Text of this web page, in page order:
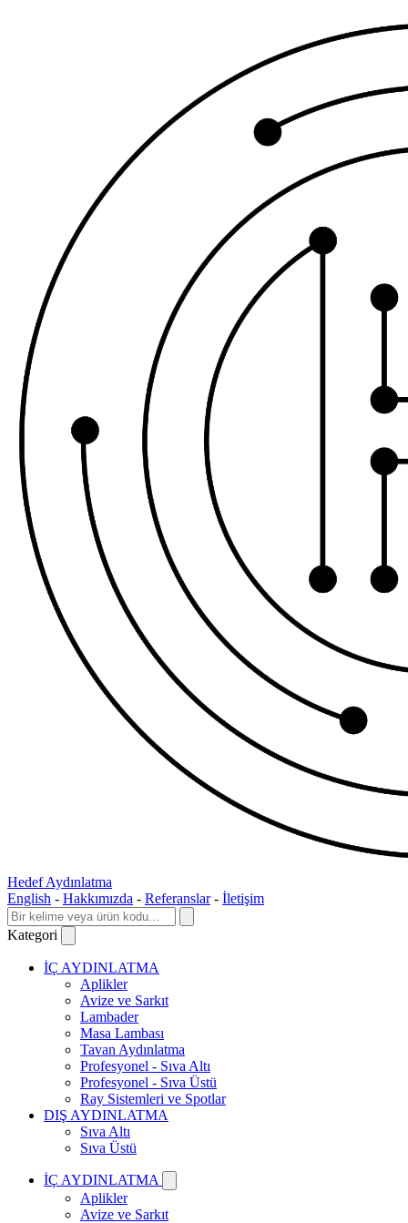
Hedef Aydınlatma
English - Hakkımızda - Referanslar - İletişim
Kategori
İÇ AYDINLATMA
Aplikler
Avize ve Sarkıt
Lambader
Masa Lambası
Tavan Aydınlatma
Profesyonel - Sıva Altı
Profesyonel - Sıva Üstü
Ray Sistemleri ve Spotlar
DIŞ AYDINLATMA
Sıva Altı
Sıva Üstü
İÇ AYDINLATMA
Aplikler
Avize ve Sarkıt